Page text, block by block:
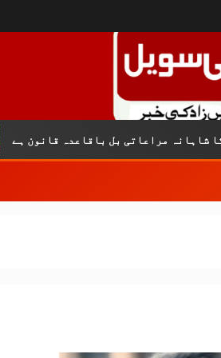
بل باقاعدہ قانون ہے